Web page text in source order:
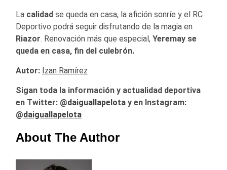
La calidad se queda en casa, la afición sonríe y el RC
Deportivo podrá seguir disfrutando de la magia en
Riazor. Renovación más que especial, Yeremay se
queda en casa, fin del culebrón.
Autor: Izan Ramírez
Sigan toda la información y actualidad deportiva
en Twitter: @daiguallapelota y en Instagram:
@daiguallapelota
About The Author